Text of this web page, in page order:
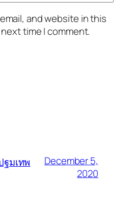
and website in this
time I comment.
มเทพ
December 5,
2020